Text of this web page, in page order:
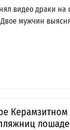
видео драки
мужчин